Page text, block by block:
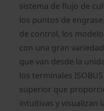
sistema de flujo de
los puntos de
de control, los
con una gran
que van desde la
los terminales
superior que
intuitivas y visualizan